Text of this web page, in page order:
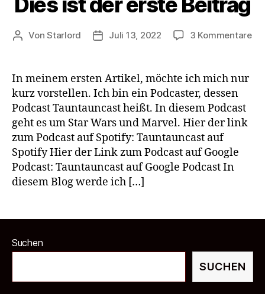
Beitragsautor
VonStarlord Beitragsdatum
Juli 13, 2022 3 Kommentarezu
In meinem ersten Artikel, möchte ich mich nur
kurz vorstellen. Ich bin ein Podcaster, dessen
Podcast Tauntauncast heißt. In diesem Podcast
geht es um Star Wars und Marvel. Hier der link
zum Podcast auf Spotify: Tauntauncast auf
Spotify Hier der Link zum Podcast auf Google
Podcast: Tauntauncast auf Google Podcast In
diesem Blog werde ich […]
Suchen
SUCHEN